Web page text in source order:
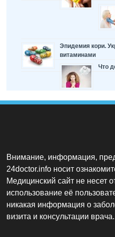
Эпидемия кори.
витаминами
Что
Внимание, информация,
24doctor.info носит
Медицинский сайт не несет
использование её
никакая информация о
визита и консультации врача.